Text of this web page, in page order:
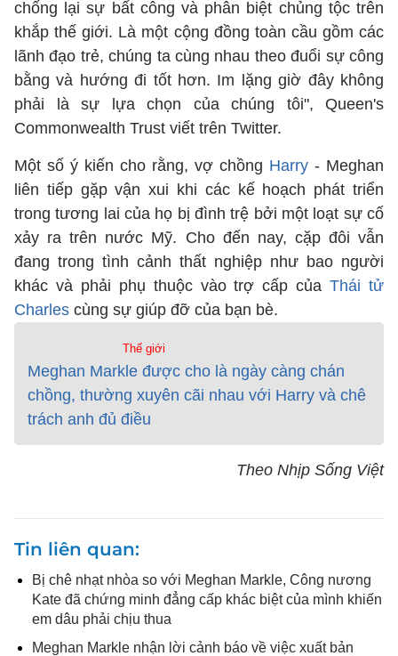
chống lại sự bất công và phân biệt chủng tộc trên
khắp thế giới. Là một cộng đồng toàn cầu gồm các
lãnh đạo trẻ, chúng ta cùng nhau theo đuổi sự công
bằng và hướng đi tốt hơn. Im lặng giờ đây không
phải là sự lựa chọn của chúng tôi", Queen's
Commonwealth Trust viết trên Twitter.
Một số ý kiến cho rằng, vợ chồng Harry - Meghan
liên tiếp gặp vận xui khi các kế hoạch phát triển
trong tương lai của họ bị đình trệ bởi một loạt sự cố
xảy ra trên nước Mỹ. Cho đến nay, cặp đôi vẫn
đang trong tình cảnh thất nghiệp như bao người
khác và phải phụ thuộc vào trợ cấp củaThái tử
Charles cùng sự giúp đỡ của bạn bè.
Thế giới
Meghan Markle được cho là ngày càng chán
chồng, thường xuyên cãi nhau với Harry và chê
trách anh đủ điều
Theo Nhịp Sống Việt
Tin liên quan
Bị chê nhạt nhòa so với Meghan Markle, Công nương
Kate đã chứng minh đẳng cấp khác biệt của mình khiến
em dâu phải chịu thua
Meghan Markle nhận lời cảnh báo về việc xuất bản